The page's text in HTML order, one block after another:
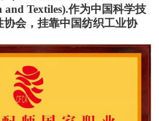
Textiles).作为中国科学技
会，挂靠中国纺织工业协